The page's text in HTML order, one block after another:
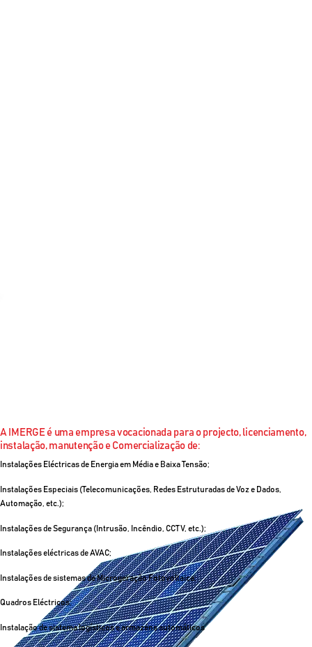
A IMERGE é uma empresa vocacionada para o projecto, licenciamento,
instalação, manutenção e Comercialização de:
Instalações Eléctricas de Energia em Média e Baixa Tensão;
Instalações Especiais (Telecomunicações, Redes Estruturadas de Voz e Dados,
Automação, etc.);
Instalações de Segurança (Intrusão, Incêndio, CCTV, etc.);
Instalações eléctricas de AVAC;
Instalações de sistemas de Microgeração Fotovoltaica;
Quadros Eléctricos;
Instalação de sistema logísticos e armazéns automáticos